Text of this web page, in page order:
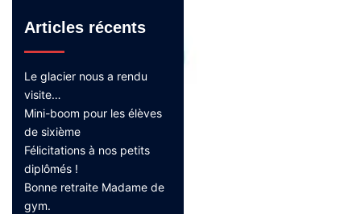
Articles récents
Le glacier nous a rendu
visite…
Mini-boom pour les élèves
de sixième
Félicitations à nos petits
diplômés !
Bonne retraite Madame de
gym.